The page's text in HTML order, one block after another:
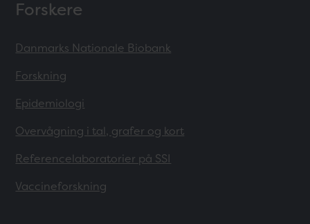
Forskere
Danmarks Nationale Biobank
Forskning
Epidemiologi
Overvågning i tal, grafer og kort
Referencelaboratorier på SSI
Vaccineforskning